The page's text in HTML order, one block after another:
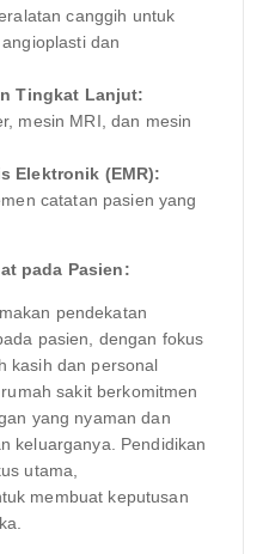
canggih untuk
dan
Tingkat Lanjut:
mesin MRI, dan mesin
Elektronik (EMR):
catatan pasien yang
pada Pasien:
pendekatan
pasien, dengan fokus
kasih dan personal
sakit berkomitmen
yang nyaman dan
keluarganya. Pendidikan
utama,
membuat keputusan